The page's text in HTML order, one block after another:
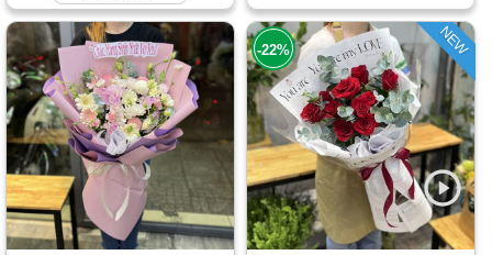
NEW
-22%